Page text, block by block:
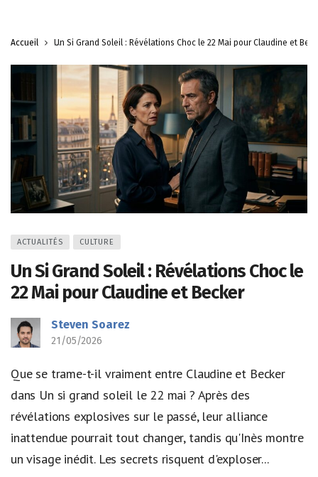
Accueil Un Si Grand Soleil : Révélations Choc le 22 Mai pour Claudine et
ACTUALITÉS CULTURE
Un Si Grand Soleil : Révélations Choc le
22 Mai pour Claudine et Becker
Steven Soarez
21/05/2026
Que se trame-t-il vraiment entre Claudine et Becker
dans Un si grand soleil le 22 mai ? Après des
révélations explosives sur le passé, leur alliance
inattendue pourrait tout changer, tandis qu'Inès montre
un visage inédit. Les secrets risquent d'exploser...